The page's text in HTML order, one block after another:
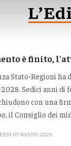
è finito,
Stato-Regioni ha
Sedici anni di
con una
il Consiglio dei
07 AGOSTO 2026